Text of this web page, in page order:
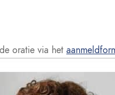
oratie via het